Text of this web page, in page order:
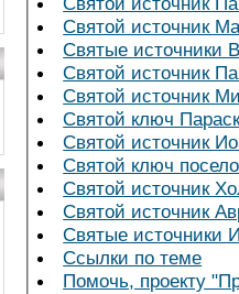
Святой источник
Святые источники
Святой источник
Святой источник
Святой ключ
Святой источник
Святой ключ
Святой источник
Святой источник
Святые источники
Ссылки по теме
Помочь, проекту